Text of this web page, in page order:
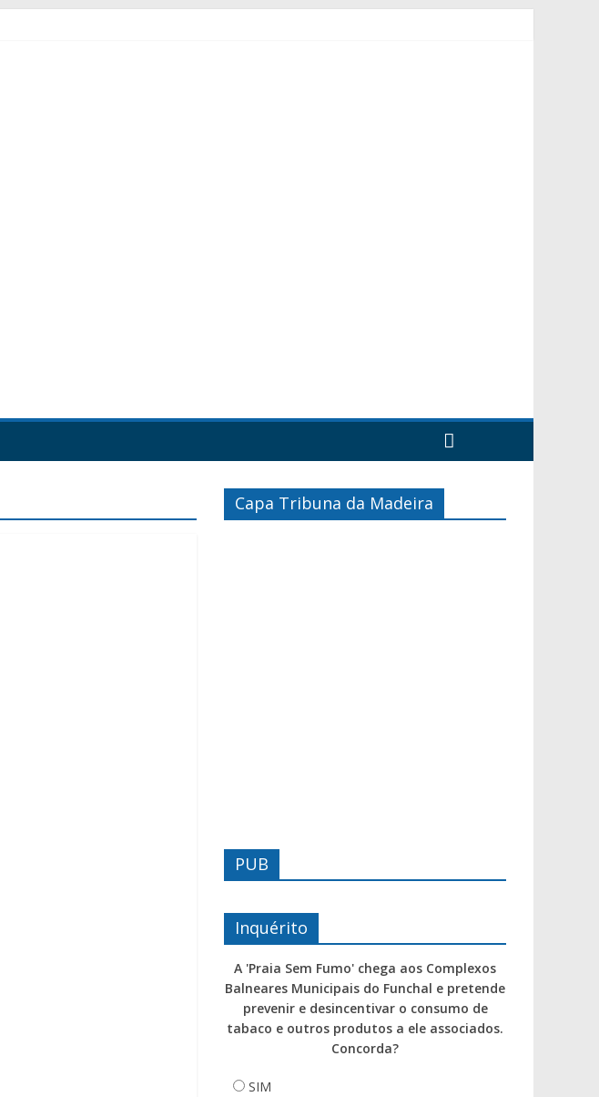
Capa Tribuna da Madeira
PUB
Inquérito
A 'Praia Sem Fumo' chega aos Complexos
Balneares Municipais do Funchal e pretende
prevenir e desincentivar o consumo de
tabaco e outros produtos a ele associados.
Concorda?
SIM